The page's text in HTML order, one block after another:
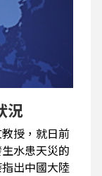
況
授，就日前
水患天災的
出中國大陸